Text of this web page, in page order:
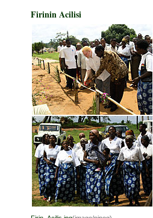
Firinin Acilisi